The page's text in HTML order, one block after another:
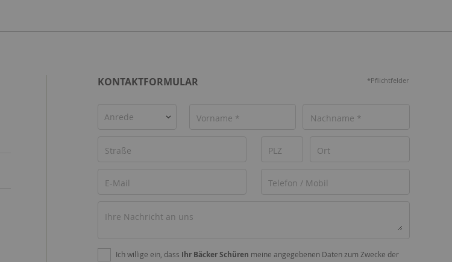
KONTAKTFORMULAR *Pflichtfelder
Anrede
Ich willige ein, dass Ihr Bäcker Schüren meine angegebenen Daten zum Zwecke der